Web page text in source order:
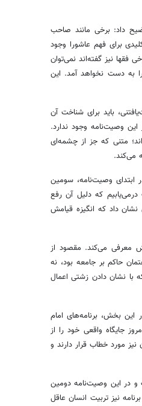
داد: برخی مانند صاحب‌
برای فهم عاشورا وجود
فقها نیز گفته‌اند نمی‌توان
به دست نخواهد آمد. این
باید برای شناخت آن
وصیت‌نامه وجود ندارد.
متنی که جز از چشمه‌ای
می‌کند.
وصیت‌نامه، سومین
درمی‌یابیم که دلیل آن رفع
داد که انگیزه قیامش
معرفی می‌کند. مقصود از
حاکم بر جامعه بود، نه
با نشان دادن زشتی اعمال
بخش، برنامه‌های امام
جایگاه واقعی خود را از
مورد خطاب‌ قرار دارند و
و در این وصیت‌نامه دومین
نیز تربیت انسان عاقل